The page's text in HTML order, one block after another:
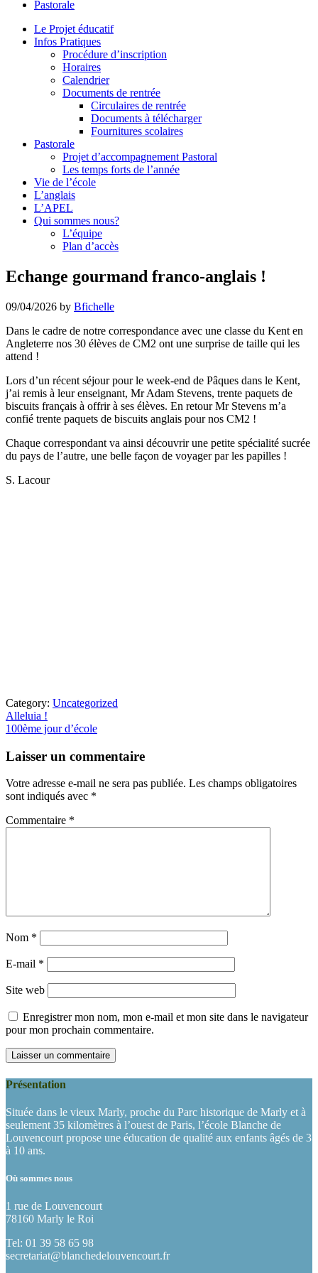
le
Pastorale
Le Projet éducatif
Infos Pratiques
Procédure d’inscription
Horaires
Calendrier
Documents de rentrée
Circulaires de rentrée
Documents à télécharger
Fournitures scolaires
Pastorale
Projet d’accompagnement Pastoral
Les temps forts de l’année
Vie de l’école
L’anglais
L’APEL
Qui sommes nous?
L’équipe
Plan d’accès
Echange gourmand franco-anglais !
09/04/2026 by Bfichelle
Dans le cadre de notre correspondance avec une classe du Kent en
Angleterre nos 30 élèves de CM2 ont une surprise de taille qui les
attend !
Lors d’un récent séjour pour le week-end de Pâques dans le Kent,
j’ai remis à leur enseignant, Mr Adam Stevens, trente paquets de
biscuits français à offrir à ses élèves. En retour Mr Stevens m’a
confié trente paquets de biscuits anglais pour nos CM2 !
Chaque correspondant va ainsi découvrir une petite spécialité sucrée
du pays de l’autre, une belle façon de voyager par les papilles !
S. Lacour
Category: Uncategorized
Article
précédent
Alleluia !
Article
:
100ème jour d’école
du
lecteur
Laisser un commentaire
Votre adresse e-mail ne sera pas publiée. Les champs obligatoires
sont indiqués avec *
Commentaire *
Nom *
E-mail *
Site web
Enregistrer mon nom, mon e-mail et mon site dans le navigateur
pour mon prochain commentaire.
Présentation
Située dans le vieux Marly, proche du Parc historique de Marly et à
seulement 35 kilomètres à l’ouest de Paris, l’école Blanche de
Louvencourt propose une éducation de qualité aux enfants âgés de 3
à 10 ans.
Où sommes nous
1 rue de Louvencourt
78160 Marly le Roi
Tel: 01 39 58 65 98
secretariat@blanchedelouvencourt.fr